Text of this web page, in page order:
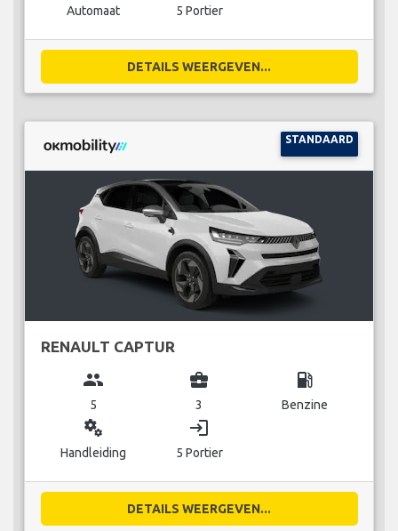
Automaat 5 Portier
DETAILS WEERGEVEN...
STANDAARD
RENAULT CAPTUR
group
5
business_center
3
local_gas_station
Benzine
miscellaneous_services
Handleiding
login
5 Portier
DETAILS WEERGEVEN...